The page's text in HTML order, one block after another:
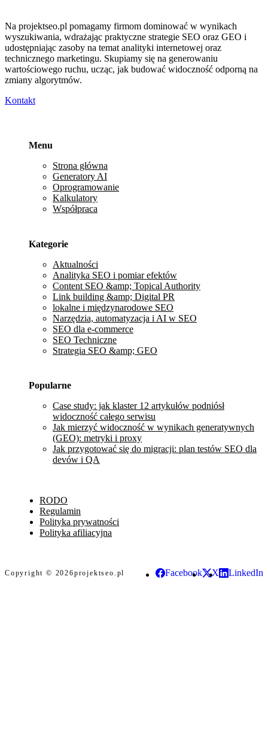
Na projektseo.pl pomagamy firmom dominować w wynikach
wyszukiwania, wdrażając praktyczne strategie SEO oraz GEO i
udostępniając zasoby na temat analityki internetowej oraz
technicznego marketingu. Skupiamy się na generowaniu
wartościowego ruchu, ucząc, jak budować widoczność odporną na
zmiany algorytmów.
Kontakt
Menu
Strona główna
Generatory AI
Oprogramowanie
Kalkulatory
Współpraca
Kategorie
Aktualności
Analityka SEO i pomiar efektów
Content SEO &amp; Topical Authority
Link building &amp; Digital PR
lokalne i międzynarodowe SEO
Narzędzia, automatyzacja i AI w SEO
SEO dla e-commerce
SEO Techniczne
Strategia SEO &amp; GEO
Popularne
Case study: jak klaster 12 artykułów podniósł
widoczność całego serwisu
Jak mierzyć widoczność w wynikach generatywnych
(GEO): metryki i proxy
Jak przygotować się do migracji: plan testów SEO dla
devów i QA
RODO
Regulamin
Polityka prywatności
Polityka afiliacyjna
Copyright © 2026projektseo.pl Facebook X LinkedIn